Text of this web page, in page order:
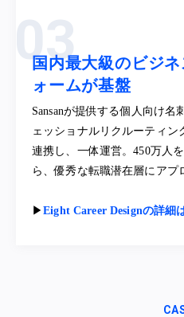
国内最大級のビジ
ォームが基盤
Sansanが提供する個人向け名
ェッショナルリクルーティン
連携し、一体運営。450万人
ら、優秀な転職潜在層にアプ
▶︎Eight Career Designの詳細